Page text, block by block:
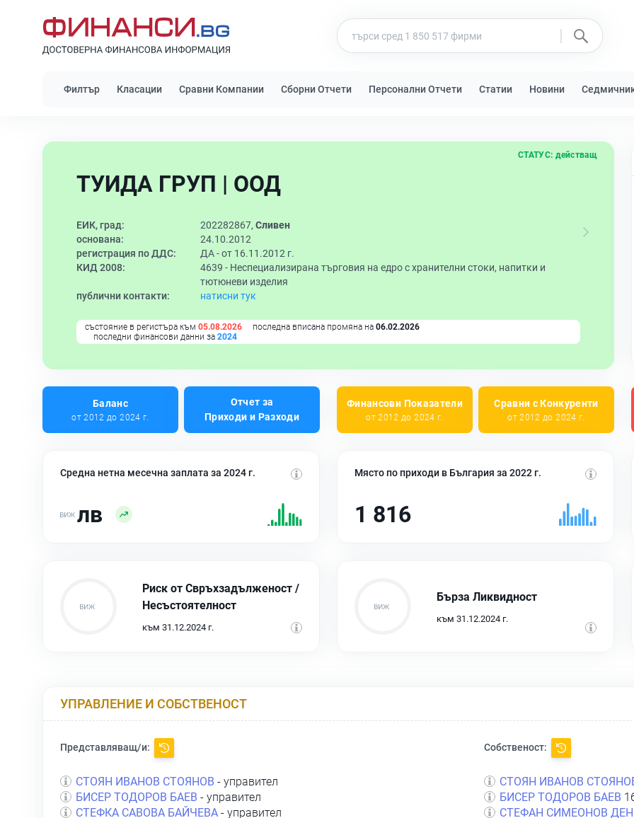
Филтър Класации Сравни Компании Сборни Отчети Персонални Отчети Статии Новини
ТУИДА ГРУП | ООД
СТАТУС: действащ
ЕИК, град: 202282867, Сливен
основана:
24.10.2012
регистрация по ДДС:
ДА - от 16.11.2012 г.
КИД 2008:
4639 - Неспециализирана търговия на едро с хранителни стоки, напитки и
тютюневи изделия
публични контакти:
натисни тук
състояние в регистъра към 05.08.2026 последна вписана промяна на 06.02.2026
последни финансови данни за 2024
Баланс
от 2012 до 2024 г.
Отчет за
Приходи и Разходи
Финансови Показатели
от 2012 до 2024 г.
Сравни с Конкуренти
от 2012 до 2024 г.
Средна нетна месечна заплата за 2024 г.
лв
Място по приходи в България за 2022 г.
1 816
Риск от Свръхзадълженост /
Несъстоятелност
към 31.12.2024 г.
Бърза Ликвидност
към 31.12.2024 г.
УПРАВЛЕНИЕ И СОБСТВЕНОСТ
Представляващ/и:
СТОЯН ИВАНОВ СТОЯНОВ - управител
БИСЕР ТОДОРОВ БАЕВ - управител
СТЕФКА САВОВА БАЙЧЕВА - управител
Собственост:
СТОЯН ИВАНОВ
БИСЕР ТОДОРОВ БАЕВ
СТЕФАН СИМЕОНОВ